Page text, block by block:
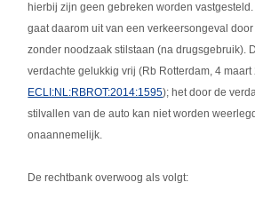
hierbij zijn geen gebreken worden
gaat daarom uit van een verkeersongeval
zonder noodzaak stilstaan (na drugsgebruik).
verdachte gelukkig vrij (Rb Rotterdam, 4 maart
ECLI:NL:RBROT:2014:1595); het door de
stilvallen van de auto kan niet worden
onaannemelijk.
De rechtbank overwoog als volgt: